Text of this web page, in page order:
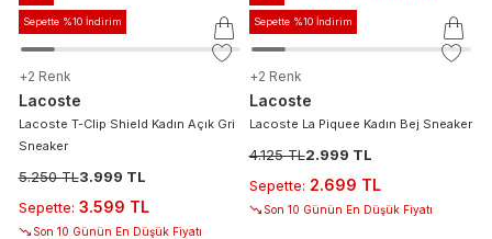
Sepette %10 İndirim
+2 Renk
Lacoste
Lacoste T-Clip Shield Kadın Açık Gri
Sneaker
5.250 TL3.999 TL
Sepette: 3.599 TL
Son 10 Günün En Düşük Fiyatı
Sepette %10 İndirim
+2 Renk
Lacoste
Lacoste La Piquee Kadın Bej Sneaker
4.125 TL2.999 TL
Sepette: 2.699 TL
Son 10 Günün En Düşük Fiyatı